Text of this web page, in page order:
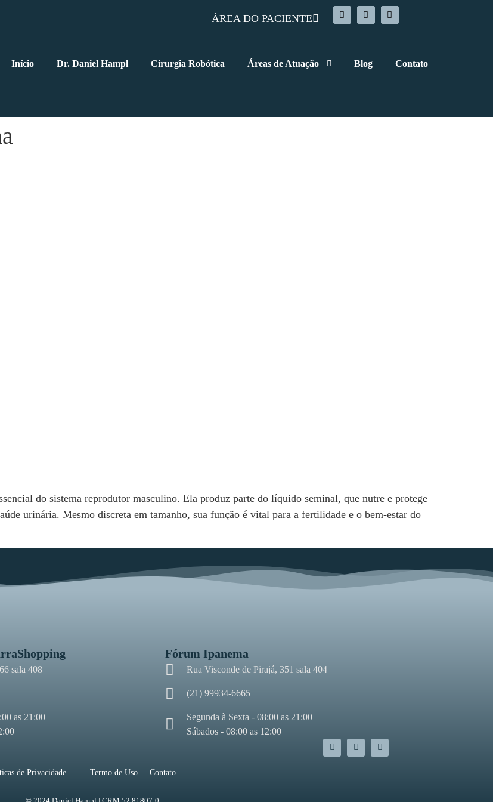
ÁREA DO PACIENTE
Início Dr. Daniel Hampl Cirurgia Robótica Áreas de Atuação Blog Contato
do sistema reprodutor masculino. Ela produz parte do líquido seminal, que nutre e protege
urinária. Mesmo discreta em tamanho, sua função é vital para a fertilidade e o bem-estar do
sala 408
as 21:00
Fórum Ipanema
Rua Visconde de Pirajá, 351 sala 404
(21) 99934-6665
Segunda à Sexta - 08:00 as 21:00
Sábados - 08:00 as 12:00
de Privacidade Termo de Uso Contato